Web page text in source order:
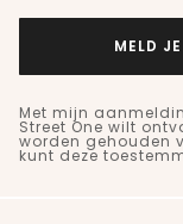
MELD
Met mijn
Street One wilt
worden gehouden
kunt deze